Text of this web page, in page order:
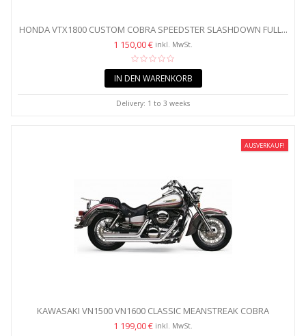
HONDA VTX1800 CUSTOM COBRA SPEEDSTER SLASHDOWN FULL...
1 150,00 € inkl. MwSt.
IN DEN WARENKORB
Delivery: 1 to 3 weeks
AUSVERKAUF!
KAWASAKI VN1500 VN1600 CLASSIC MEANSTREAK COBRA
SPEEDSTER...
1 199,00 € inkl. MwSt.